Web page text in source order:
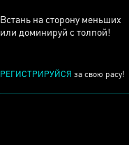
Встань на сторону меньших
или доминируй с толпой!
РЕГИСТРИРУЙСЯ за свою расу!